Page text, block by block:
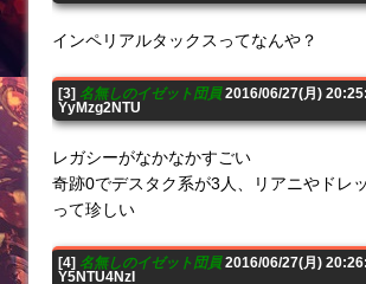
インペリアルタックスってなんや？
[3] 名無しのイゼット団員2016/06/27(月)
YyMzg2NTU
レガシーがなかなかすごい
奇跡0でデスタク系が3人、リアニやドレ
って珍しい
[4] 名無しのイゼット団員2016/06/27(月)
Y5NTU4NzI